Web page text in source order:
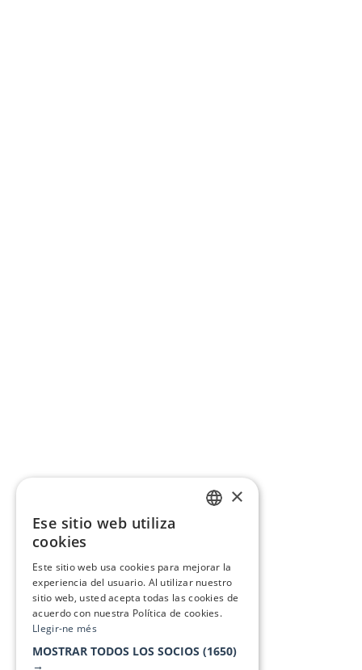
×
Ese sitio web utiliza
cookies
Este sitio web usa cookies para mejorar la
experiencia del usuario. Al utilizar nuestro
sitio web, usted acepta todas las cookies de
acuerdo con nuestra Política de cookies.
Llegir-ne més
MOSTRAR TODOS LOS SOCIOS (1650)
→